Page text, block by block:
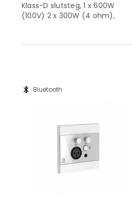
Klass-D slutsteg, 1 x 600W
(100V) 2 x 300W (4 ohm),
bluetooth Bluetooth